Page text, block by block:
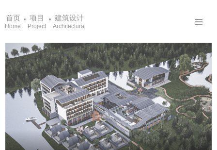
首页
Home
项目
Project
建筑设计
Architectural